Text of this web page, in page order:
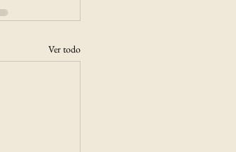
Ver todo